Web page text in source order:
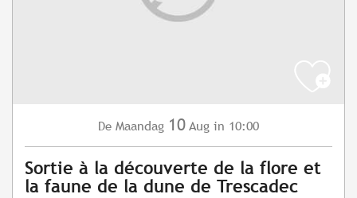
De Maandag 10 Aug in 10:00
Sortie à la découverte de la flore et
la faune de la dune de Trescadec